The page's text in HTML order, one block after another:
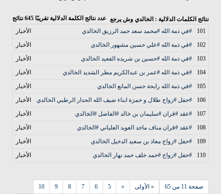
نتائج الكلمات الدلالية : الخالدي وش يرجع عدد نتائج الكلمة الدلالية تقريبًا 645 نتائج
101
#في ذمة الله #محمد سعد حمد الرزيق الخالدي
الأخبار
102
#في ذمة الله #علي حسين مشهور الخالدي
الأخبار
103
#في ذمة الله #حسين بن شريده القعيد الخالدي
الأخبار
104
#في ذمة الله #عمر بن عبدالكريم مطر الشديد الخالدي
الأخبار
105
#في ذمة الله رابحة حسن المانع الخالدي
الأخبار
106
#حفل #زواج طلال و حمزة ابناء ضيف الله الحدار الرطبي الخالدي
الأخبار
107
#عقد #قران #سليمان بن خالد #الفاضل #الخالدي
الأخبار
108
#عقد #قران مناف ماجد العويد العلياني #الخالدي
الأخبار
109
#حفل #زواج معاذ بن سعيد الدخيل الخالدي
الأخبار
110
#حفل #زواج #حمد خلف حمد نهار الخالدي الأخبار
صفحة 11 من 65 « الأولى «
5
6
7
8
9
10